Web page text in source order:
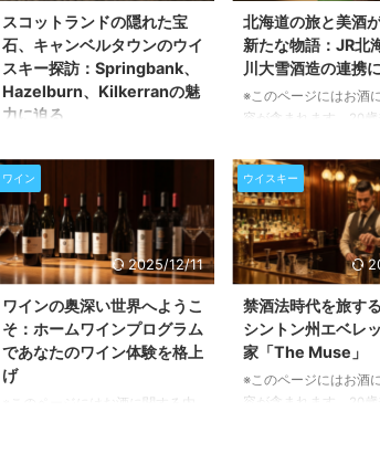
す。スコットランドのスペイサイ
ド地方に位置するこの蒸留所は、
一貫した品質と洗練された技術
で、世界中の人々を魅了してきま
した。今回は、グレンフィディッ
クの魅力的なラインナップを紐解
一本を見つけるお手伝いをさせて
...
ウスのような一般的な
では、日本酒がメニュ
とはまずありませんで
な時代背景の中、2000
にサンフランシスコで
ィムケン氏は ...
スコットランドの隠れた宝
石、キャンベルタウンのウイ
スキー探訪：Springbank、
Hazelburn、Kilkerranの魅
力に迫る
容が含まれます。20歳未満の方の
閲覧・購入は禁止されています。
キャンベルタウンの歴史とウイス
キー造りの伝統 スコットランド
の西海岸に位置するキャンベルタ
ウンは、かつて「世界のウイスキ
ー首都」と呼ばれるほど多くの蒸
留所が集まっていた地域です。そ
の歴史は古く、19世紀には数十軒
もの蒸留所が軒を連ね、活気あふ
れるウイスキー産業の中心地でし
北海道の旅と美酒
新たな物語：JR北
川大雪酒造の連携
※このページにはお酒
容が含まれます。20歳
鉄道の旅と日本酒、二
掛け合わせる 北海道
然を駆け抜ける鉄道の
土地で育まれた美味し
この二つの魅力が、今
で結ばれようとしてい
海道と、北海道の地で
本酒を造り続けている
造が、地域を盛り上
携協定を結びました。
は、単に美味しいお酒
ワイン
2025/12/11
ワインの奥深い世界へようこ
そ：ホームワインプログラム
であなたのワイン体験を格上
げ
※このページにはお酒に関する内
ウイスキー
禁酒法時代を旅す
シントン州エベレ
家「The Muse」
※このページにはお酒
容が含まれます。20歳